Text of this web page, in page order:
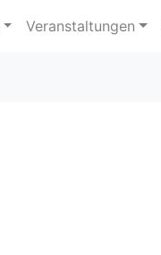
Veranstaltungen